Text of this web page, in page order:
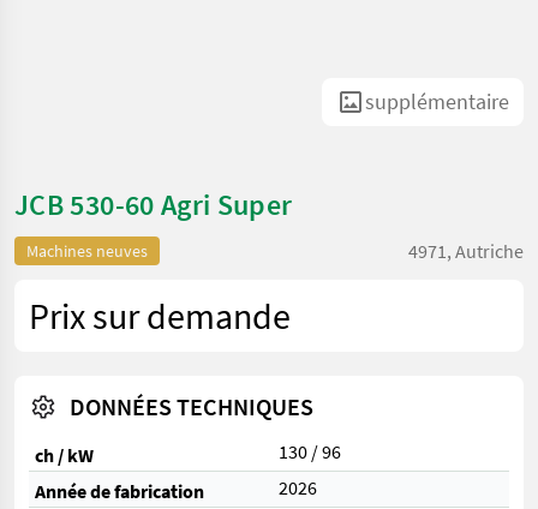
supplémentaire
JCB 530-60 Agri Super
Machines neuves 4971, Autriche
Prix sur demande
DONNÉES TECHNIQUES
ch / kW
130 / 96
Année de fabrication
2026